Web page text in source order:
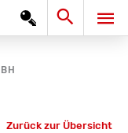
Search
Zurück zur Übersicht